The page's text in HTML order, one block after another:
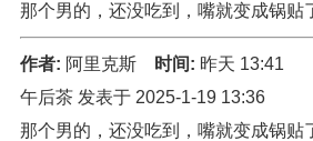
那个男的，还没吃到，嘴就变成锅贴
作者: 阿里克斯 时间: 昨天 13:41
午后茶 发表于 2025-1-19 13:36
那个男的，还没吃到，嘴就变成锅贴